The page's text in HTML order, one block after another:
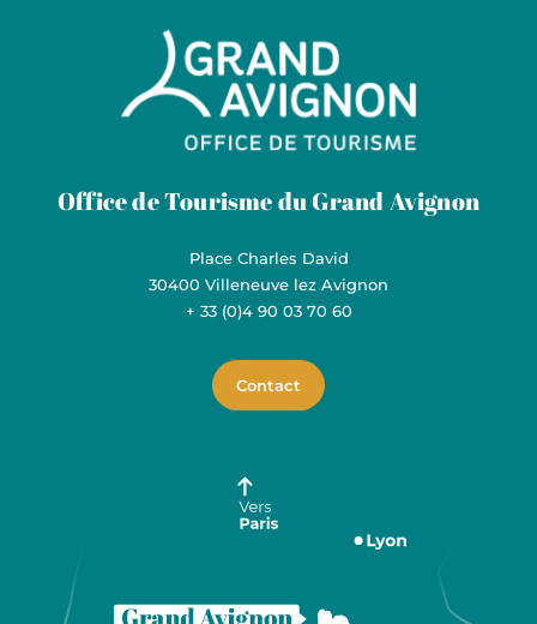
Grand Avignon Tourisme
Office de Tourisme du Grand Avignon
Place Charles David
30400 Villeneuve lez Avignon
+ 33 (0)4 90 03 70 60
Contact